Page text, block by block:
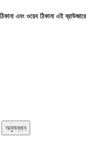
এবং ওয়েব ঠিকানা এই ব্রাউজারে
অনুসন্ধান